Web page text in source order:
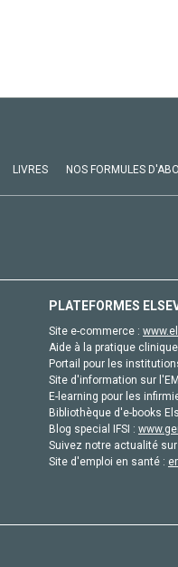
LIVRES NOS FORMULES
PLATEFORMES
Site e-commerce :
Aide à la pratique
Portail pour les
Site d'information sur
E-learning pour les
Bibliothèque d'e-books
Blog special IFSI :
Suivez notre actualité
Site d'emploi en santé :